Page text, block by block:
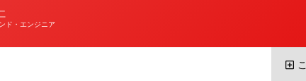
ド・エンジニア